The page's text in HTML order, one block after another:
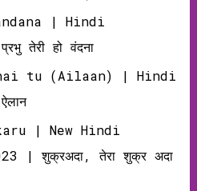
| Hindi
तेरी हो वंदना
hai tu (Ailaan) | Hindi
| New Hindi
| शुक्रअदा, तेरा शुक्र अदा